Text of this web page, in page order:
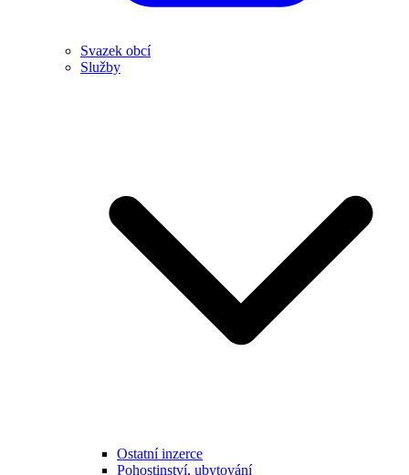
Svazek obcí
Služby
Ostatní inzerce
Pohostinství, ubytování